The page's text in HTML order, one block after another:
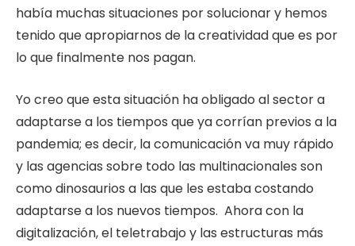
había muchas situaciones por solucionar y hemos
tenido que apropiarnos de la creatividad que es por
lo que finalmente nos pagan.
Yo creo que esta situación ha obligado al sector a
adaptarse a los tiempos que ya corrían previos a la
pandemia; es decir, la comunicación va muy rápido
y las agencias sobre todo las multinacionales son
como dinosaurios a las que les estaba costando
adaptarse a los nuevos tiempos. Ahora con la
digitalización, el teletrabajo y las estructuras más